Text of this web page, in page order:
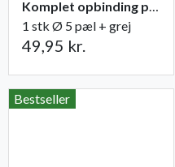
Komplet opbinding pæl + grej til træer
1 stk Ø 5 pæl + grej
49,95 kr.
Bestseller